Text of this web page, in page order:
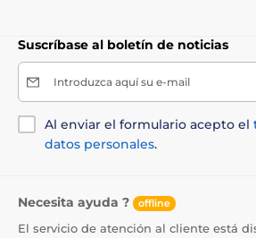
Suscríbase al boletín de noticias
Introduzca aquí su e-mail
Al enviar el formulario acepto el
datos personales.
Necesita ayuda ? offline
El servicio de atención al cliente está